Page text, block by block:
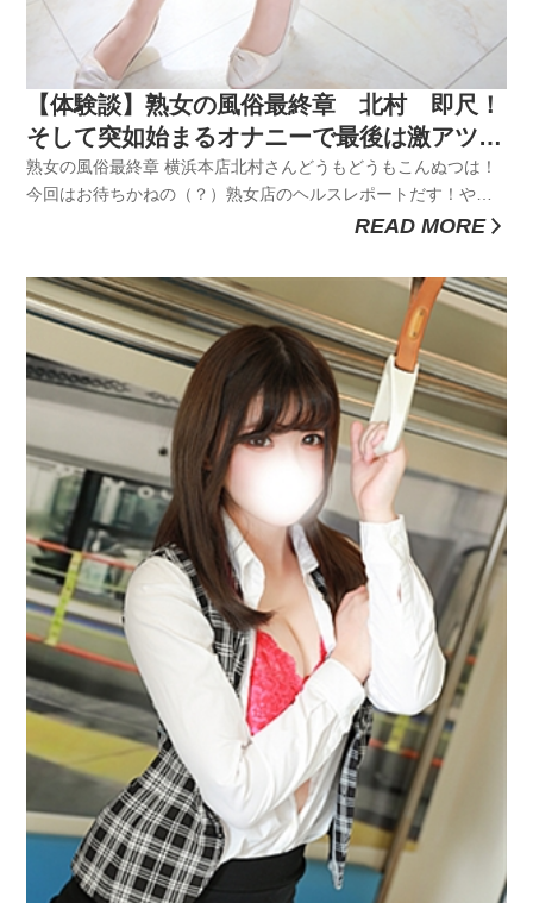
【体験談】熟女の風俗最終章 北村 即尺！
そして突如始まるオナニーで最後は激アツの
展開へ...
熟女の風俗最終章 横浜本店北村さんどうもどうもこんぬつは！
今回はお待ちかねの（？）熟女店のヘルスレポートだす！やっ
ぱりねぇ、熟女さんは定期的に抱きたくなってしまうよね。以
ということかしらね。熟女さんゆーても、自分とあんまり歳が
変わらない子が熟女...
READ MORE